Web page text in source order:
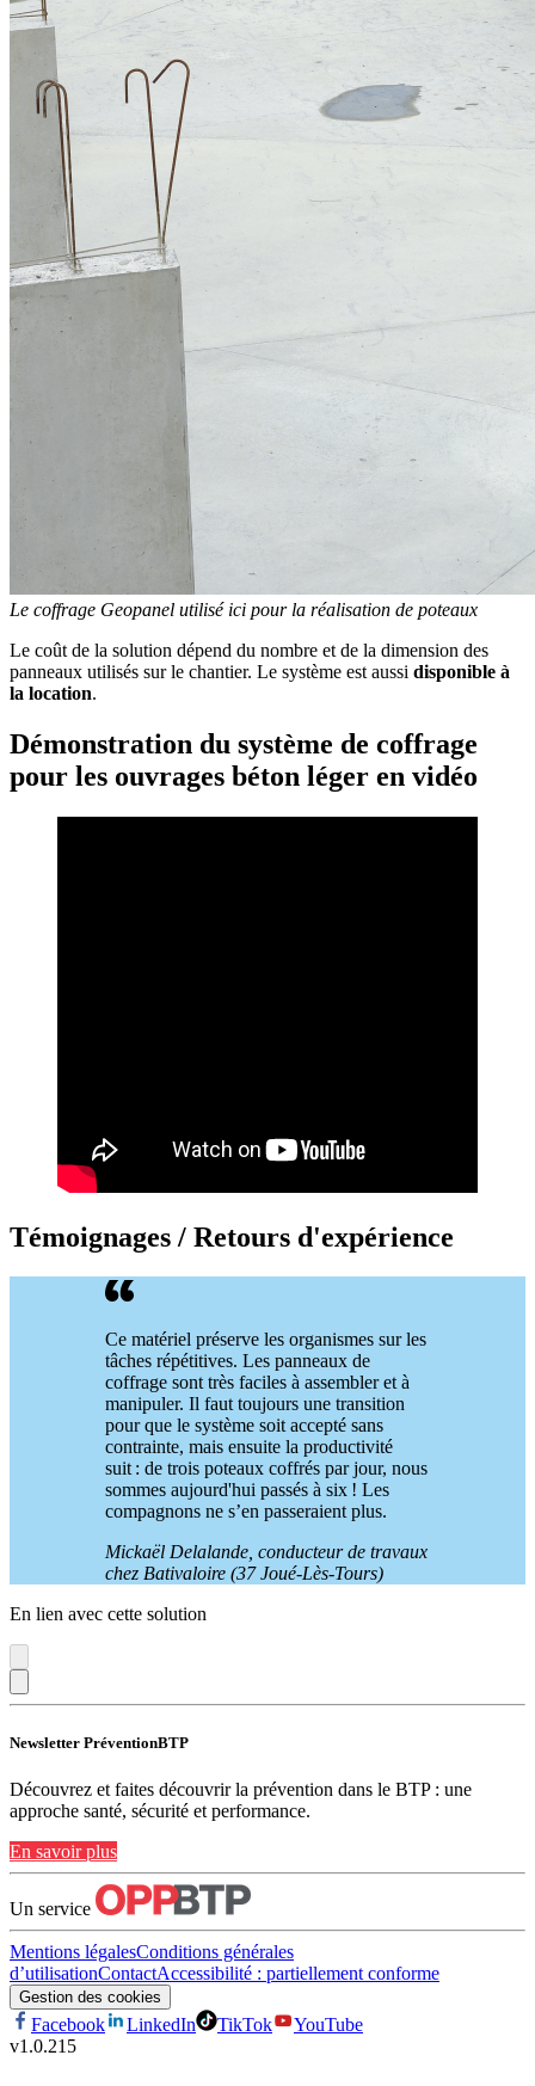
Le coffrage Geopanel utilisé ici pour la réalisation de poteaux
Le coût de la solution dépend du nombre et de la dimension des
panneaux utilisés sur le chantier. Le système est aussi disponible à
la location.
Démonstration du système de coffrage
pour les ouvrages béton léger en vidéo
Témoignages / Retours d'expérience
Ce matériel préserve les organismes sur les
tâches répétitives. Les panneaux de
coffrage sont très faciles à assembler et à
manipuler. Il faut toujours une transition
pour que le système soit accepté sans
contrainte, mais ensuite la productivité
suit : de trois poteaux coffrés par jour, nous
sommes aujourd'hui passés à six ! Les
compagnons ne s’en passeraient plus.
Mickaël Delalande, conducteur de travaux
chez Bativaloire (37 Joué-Lès-Tours)
En lien avec cette solution
Newsletter PréventionBTP
Découvrez et faites découvrir la prévention dans le BTP : une
approche santé, sécurité et performance.
En savoir plus
Un service
Mentions légalesConditions générales
d’utilisationContactAccessibilité : partiellement conforme
Gestion des cookies
Facebook LinkedIn TikTok
YouTube
v1.0.215